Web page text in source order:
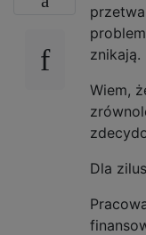
znikają.
Wiem,
Dla